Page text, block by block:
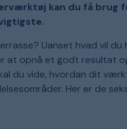
kan du få brug
Uanset hvad vil du
at opnå et godt resultat
du vide, hvordan dit
Her er de